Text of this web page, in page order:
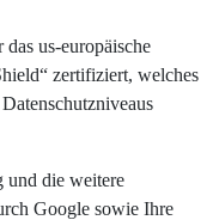
us-europäische
zertifiziert, welches
und die weitere
Google sowie Ihre